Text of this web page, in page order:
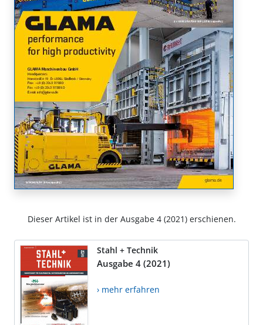
Dieser Artikel ist in der Ausgabe 4 (2021) erschienen.
Stahl + Technik
Ausgabe 4 (2021)
› mehr erfahren